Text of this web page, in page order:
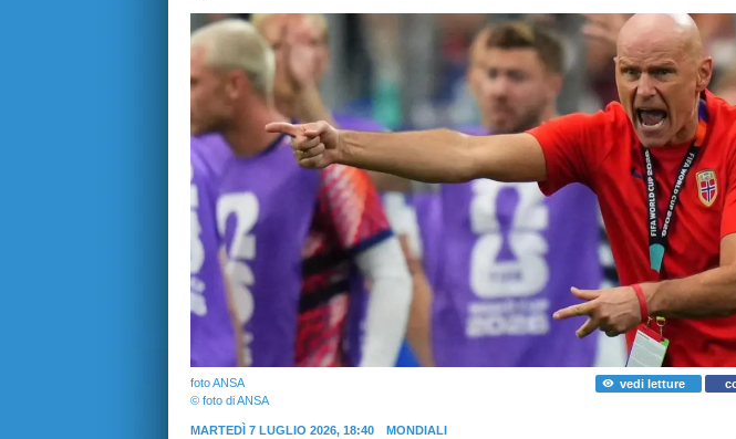
foto ANSA
© foto di ANSA
vedi letture
MARTEDÌ 7 LUGLIO 2026, 18:40
MONDIALI